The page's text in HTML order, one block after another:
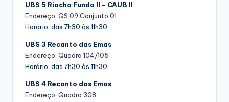
UBS 5 Riacho Fundo II – CAUB II
Endereço: QS 09 Conjunto 01
Horário: das 7h30 às 11h30
UBS 3 Recanto das Emas
Endereço: Quadra 104/105
Horário: das 7h30 às 11h30
UBS 4 Recanto das Emas
Endereço: Quadra 308